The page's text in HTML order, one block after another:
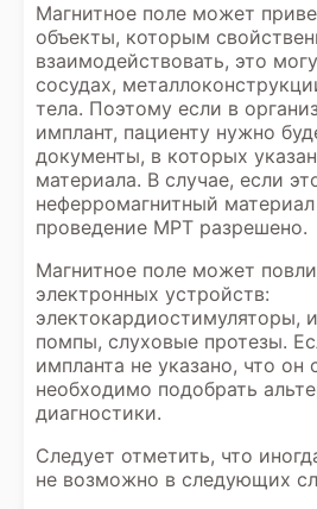
Магнитное поле может
объекты, которым
взаимодействовать, это
сосудах,
тела. Поэтому если в
имплант, пациенту нужно
документы, в которых
материала. В случае, если
неферромагнитный
проведение МРТ разрешено.
Магнитное поле может
электронных устройств:
электокардиостимуляторы,
помпы, слуховые протезы.
импланта не указано, что
необходимо подобрать
диагностики.
Следует отметить, что
не возможно в следующих